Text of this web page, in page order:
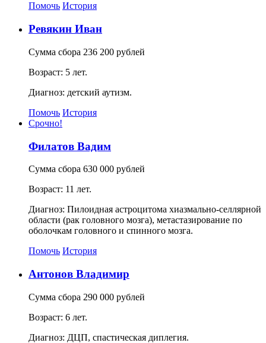
Помочь История
Ревякин Иван
Сумма сбора 236 200 рублей
Возраст: 5 лет.
Диагноз: детский аутизм.
Помочь История
Срочно!
Филатов Вадим
Сумма сбора 630 000 рублей
Возраст: 11 лет.
Диагноз: Пилоидная астроцитома хиазмально-селлярной
области (рак головного мозга), метастазирование по
оболочкам головного и спинного мозга.
Помочь История
Антонов Владимир
Сумма сбора 290 000 рублей
Возраст: 6 лет.
Диагноз: ДЦП, спастическая диплегия.